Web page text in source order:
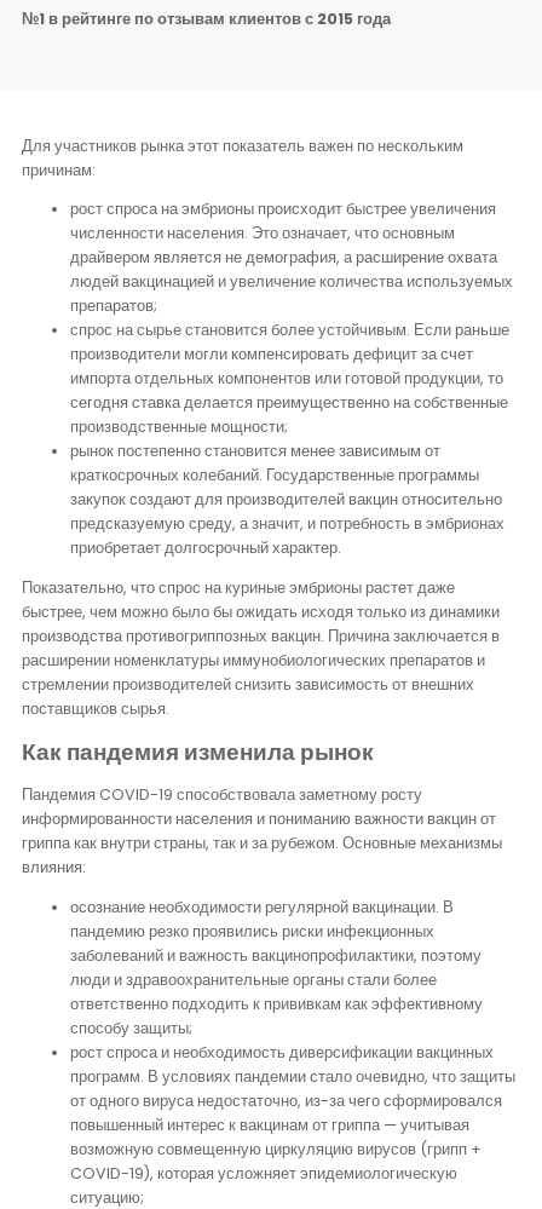
№1 в рейтинге по отзывам клиентов с 2015 года
Для участников рынка этот показатель важен по нескольким
причинам:
рост спроса на эмбрионы происходит быстрее увеличения
численности населения. Это означает, что основным
драйвером является не демография, а расширение охвата
людей вакцинацией и увеличение количества используемых
препаратов;
спрос на сырье становится более устойчивым. Если раньше
производители могли компенсировать дефицит за счет
импорта отдельных компонентов или готовой продукции, то
сегодня ставка делается преимущественно на собственные
производственные мощности;
рынок постепенно становится менее зависимым от
краткосрочных колебаний. Государственные программы
закупок создают для производителей вакцин относительно
предсказуемую среду, а значит, и потребность в эмбрионах
приобретает долгосрочный характер.
Показательно, что спрос на куриные эмбрионы растет даже
быстрее, чем можно было бы ожидать исходя только из динамики
производства противогриппозных вакцин. Причина заключается в
расширении номенклатуры иммунобиологических препаратов и
стремлении производителей снизить зависимость от внешних
поставщиков сырья.
Как пандемия изменила рынок
Пандемия COVID-19 способствовала заметному росту
информированности населения и пониманию важности вакцин от
гриппа как внутри страны, так и за рубежом. Основные механизмы
влияния:
осознание необходимости регулярной вакцинации. В
пандемию резко проявились риски инфекционных
заболеваний и важность вакцинопрофилактики, поэтому
люди и здравоохранительные органы стали более
ответственно подходить к прививкам как эффективному
способу защиты;
рост спроса и необходимость диверсификации вакцинных
программ. В условиях пандемии стало очевидно, что защиты
от одного вируса недостаточно, из-за чего сформировался
повышенный интерес к вакцинам от гриппа — учитывая
возможную совмещенную циркуляцию вирусов (грипп +
COVID-19), которая усложняет эпидемиологическую
ситуацию;